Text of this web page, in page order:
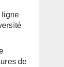
ligne
de